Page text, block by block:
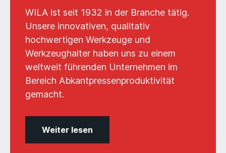
WILA ist seit 1932 in der Branche tätig.
Unsere innovativen, qualitativ
hochwertigen Werkzeuge und
Werkzeughalter haben uns zu einem
weltweit führenden Unternehmen im
Bereich Abkantpressenproduktivität
gemacht.
Weiter lesen